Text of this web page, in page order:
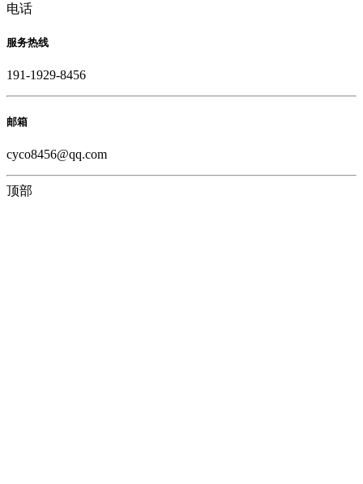
电话
服务热线
191-1929-8456
邮箱
cyco8456@qq.com
顶部